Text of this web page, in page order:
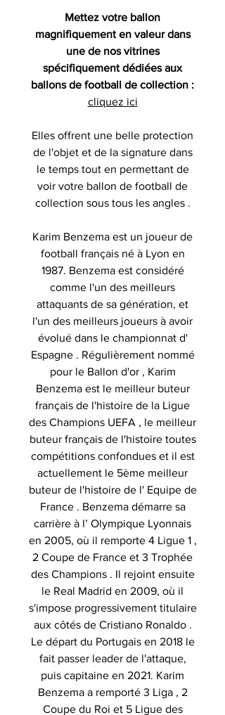
Mettez votre ballon
magnifiquement en valeur dans
une de nos vitrines
spécifiquement dédiées aux
ballons de football de collection :
cliquez ici
Elles offrent une belle protection
de l'objet et de la signature dans
le temps tout en permettant de
voir votre ballon de football de
collection sous tous les angles .
Karim Benzema est un joueur de
football français né à Lyon en
1987. Benzema est considéré
comme l'un des meilleurs
attaquants de sa génération, et
l'un des meilleurs joueurs à avoir
évolué dans le championnat d'
Espagne . Régulièrement nommé
pour le Ballon d'or , Karim
Benzema est le meilleur buteur
français de l'histoire de la Ligue
des Champions UEFA , le meilleur
buteur français de l'histoire toutes
compétitions confondues et il est
actuellement le 5ème meilleur
buteur de l'histoire de l' Equipe de
France . Benzema démarre sa
carrière à l’ Olympique Lyonnais
en 2005, où il remporte 4 Ligue 1 ,
2 Coupe de France et 3 Trophée
des Champions . Il rejoint ensuite
le Real Madrid en 2009, où il
s'impose progressivement titulaire
aux côtés de Cristiano Ronaldo .
Le départ du Portugais en 2018 le
fait passer leader de l'attaque,
puis capitaine en 2021. Karim
Benzema a remporté 3 Liga , 2
Coupe du Roi et 5 Ligue des